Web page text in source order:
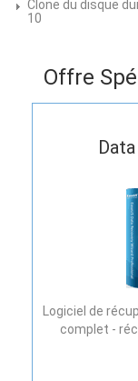
Clone du disque
10
Offre
Logiciel de
complet -